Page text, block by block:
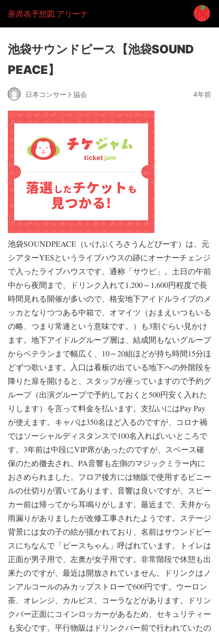
座席表予想図.アリーナ
池袋サウンドピース【池袋SOUND
PEACE】
日本コンサート協会 4年前
池袋SOUNDPEACE（いけぶくろさうんどぴーす）は、元
シアターYESというライブハウスの跡にオーナーチェンジ
で入ったライブハウスです。通称「サウピ」。土日の午前
中から夜間まで、ドリンク入れて1,200～1,600円程度で長
時間見れる開催が多いので、格安地下アイドルライブのメ
ッカとなりつつある中箱で、オマイツ（おまえいつもいる
の略、つまり常連という意味です。）も3割ぐらい見かけ
ます。地下アイドルグループ層は、結成間もないグループ
からベテランまで幅広く、10～20組ほどが持ち時間15分ほ
どずつ歌います。入口は看板の出ている地下への外階段を
降りた扉を開けると、スタッフが座っていますので予約グ
ループ（出演グループで予約しておくと500円安く入れた
りします）を言って料金を払います。支払いにはPay Pay
が使えます。キャパは350名ほど入るのですが、コロナ禍
ではソーシャルディスタンスで100名入ればいいところで
す。3年前は中段にVIP席があったのですが、スペース確
保のため撤去され、PA音響も左側のマジックミラー内に
おさめられました。フロア後方には物販で使用するビニー
ルの仕切りが置いてあります。音響は良いですが、スピー
カー前は帰ってから耳鳴りがします。最近まで、天井から
雨漏りがありましたが改修工事されたようです。ステージ
背景には女の子の絵が描かれており、名前はサウンドピー
スにちなんで「ピースちゃん」呼ばれています。トイレは
正面が男子用で、左奥が女子用です。非常階段で休憩も出
来たのですが、最近は開放されていません。ドリンクはノ
ンアルコールのみカップストローで600円です。ウーロン
茶、オレンジ、カルピス、コーラなどがあります。ドリン
クバー正面にコインロッカーがあるため、セキュリティー
も安心です。平行物販はドリンクバー前で行われていたの